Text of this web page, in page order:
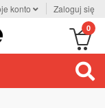
konto Zaloguj się
0